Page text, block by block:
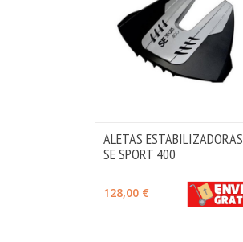
AÑADIR
ALETAS ESTABILIZADORAS
SE SPORT 400
128,00 €